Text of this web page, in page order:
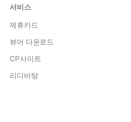
서비스
제휴카드
뷰어 다운로드
CP사이트
리디바탕